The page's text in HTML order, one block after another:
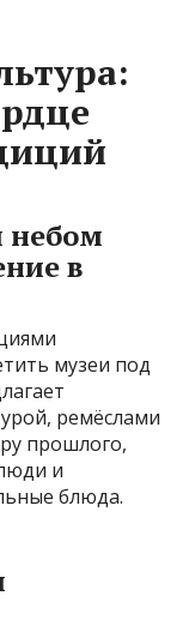
небом
в
музеи под
ремёслами
прошлого,
и
блюда.